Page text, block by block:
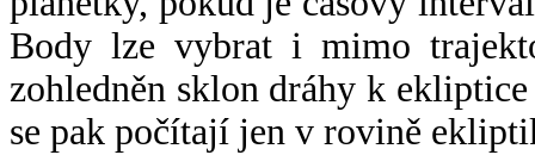
Body lze vybrat i mimo
zohledněn sklon dráhy k
se pak počítají jen v rovině